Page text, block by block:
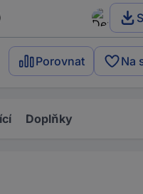
Porovnat Na
Doplňky